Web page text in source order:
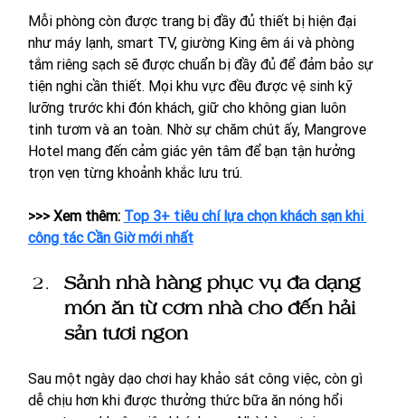
Mỗi phòng còn được trang bị đầy đủ thiết bị hiện đại
như máy lạnh, smart TV, giường King êm ái và phòng
tắm riêng sạch sẽ được chuẩn bị đầy đủ để đảm bảo sự
tiện nghi cần thiết. Mọi khu vực đều được vệ sinh kỹ
lưỡng trước khi đón khách, giữ cho không gian luôn
tinh tươm và an toàn. Nhờ sự chăm chút ấy, Mangrove
Hotel mang đến cảm giác yên tâm để bạn tận hưởng
trọn vẹn từng khoảnh khắc lưu trú.
>>> Xem thêm: Top 3+ tiêu chí lựa chọn khách sạn khi
công tác Cần Giờ mới nhất
Sảnh nhà hàng phục vụ đa dạng
món ăn từ cơm nhà cho đến hải
sản tươi ngon
Sau một ngày dạo chơi hay khảo sát công việc, còn gì
dễ chịu hơn khi được thưởng thức bữa ăn nóng hổi